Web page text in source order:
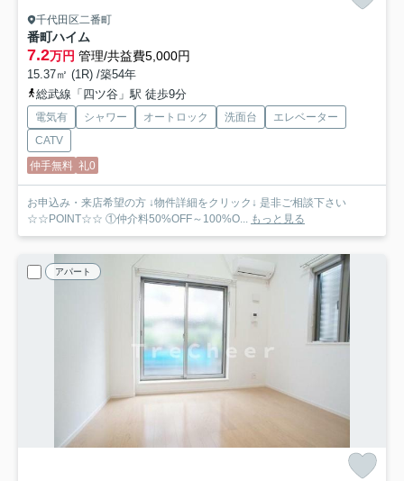
千代田区二番町
番町ハイム
7.2万円 管理/共益費5,000円
15.37㎡ (1R) /築54年
総武線「四ツ谷」駅 徒歩9分
電気有 シャワー オートロック 洗面台
エレベーター
CATV
仲手無料 礼0
お申込み・来店希望の方 ↓物件詳細をクリック↓ 是非ご相談下さい
☆☆POINT☆☆ ①仲介料50%OFF～100%O... もっと見る
アパート